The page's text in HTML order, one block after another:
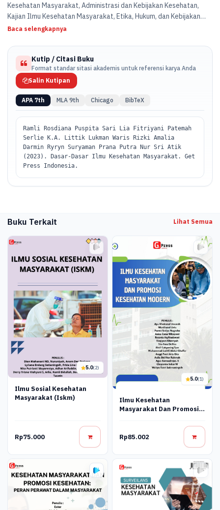
Kesehatan Masyarakat, Administrasi dan Kebijakan Kesehatan,
Kajian Ilmu Kesehatan Masyarakat, Etika, Hukum, dan Kebijakan
Kesehatan, Penanggulangan Penyakit Tidak Menular,
Keselamatan Kerja, Sistem Pelayanan Kesehatan, Promosi
Kesehatan dan Perilaku Kesehatan.
Baca selengkapnya
Kutip / Citasi Buku
Format standar sitasi akademis untuk referensi karya Anda
Salin Kutipan
APA 7th MLA 9th Chicago BibTeX
Ramli Rosdiana Puspita Sari Lia Fitriyani Patemah
Serlie K.A. Littik Lukman Waris Rizki Amalia
Darmin Ryryn Suryaman Prana Putra Nur Sri Atik
(2023). Dasar-Dasar Ilmu Kesehatan Masyarakat. Get
Press Indonesia.
Buku Terkait Lihat Semua
5.0(2)
Ilmu Sosial Kesehatan
Masyarakat (Iskm)
Rp75.000
5.0(1)
Ilmu Kesehatan
Masyarakat Dan Promosi
Rp85.002